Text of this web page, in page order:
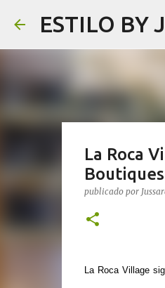
ESTILO BY
La Roca
Boutiques
publicado por
La Roca Village